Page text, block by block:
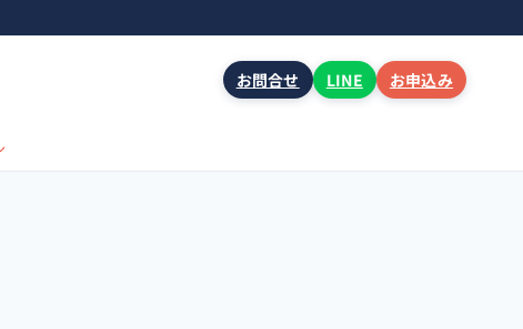
お問合せ LINE お申込み